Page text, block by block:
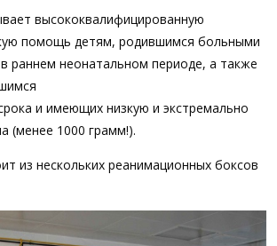
высококвалифицированную
помощь детям, родившимся больными
раннем неонатальном периоде, а также
и имеющих низкую и экстремально
(менее 1000 грамм!).
из нескольких реанимационных боксов